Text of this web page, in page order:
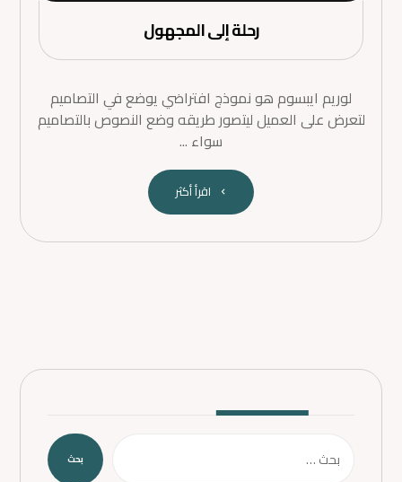
رحلة إلى المجهول
لوريم ايبسوم هو نموذج افتراضي يوضع في التصاميم
لتعرض على العميل ليتصور طريقه وضع النصوص بالتصاميم
سواء ...
اقرأ أكثر
بحث